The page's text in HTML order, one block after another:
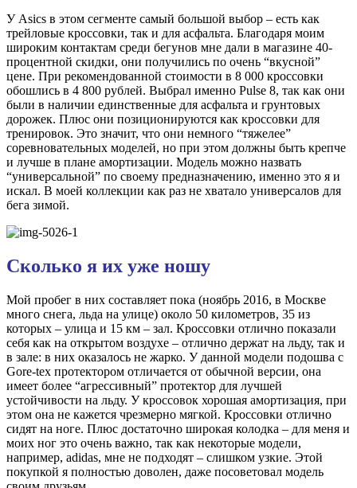
У Asics в этом сегменте самый большой выбор – есть как
трейловые кроссовки, так и для асфальта. Благодаря моим
широким контактам среди бегунов мне дали в магазине 40-
процентной скидки, они получились по очень “вкусной”
цене. При рекомендованной стоимости в 8 000 кроссовки
обошлись в 4 800 рублей. Выбрал именно Pulse 8, так как они
были в наличии единственные для асфальта и грунтовых
дорожек. Плюс они позиционируются как кроссовки для
тренировок. Это значит, что они немного “тяжелее”
соревновательных моделей, но при этом должны быть крепче
и лучше в плане амортизации. Модель можно назвать
“универсальной” по своему предназначению, именно это я и
искал. В моей коллекции как раз не хватало универсалов для
бега зимой.
Сколько я их уже ношу
Мой пробег в них составляет пока (ноябрь 2016, в Москве
много снега, льда на улице) около 50 километров, 35 из
которых – улица и 15 км – зал. Кроссовки отлично показали
себя как на открытом воздухе – отлично держат на льду, так и
в зале: в них оказалось не жарко. У данной модели подошва с
Gore-tex протектором отличается от обычной версии, она
имеет более “агрессивный” протектор для лучшей
устойчивости на льду. У кроссовок хорошая амортизация, при
этом она не кажется чрезмерно мягкой. Кроссовки отлично
сидят на ноге. Плюс достаточно широкая колодка – для меня и
моих ног это очень важно, так как некоторые модели,
например, adidas, мне не подходят – слишком узкие. Этой
покупкой я полностью доволен, даже посоветовал модель